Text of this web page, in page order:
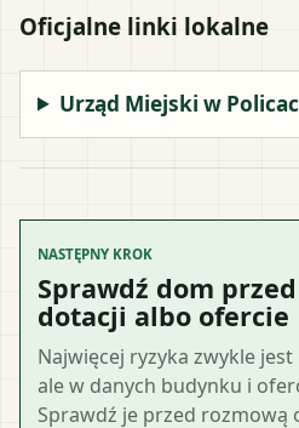
Oficjalne linki lokalne
Urząd Miejski w
NASTĘPNY KROK
Sprawdź dom
dotacji albo ofercie
Najwięcej ryzyka zwykle
ale w danych budynku i
Sprawdź je przed rozmową